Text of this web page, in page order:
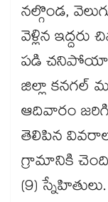
నల్గొండ,
వెళ్లిన
పడి
జిల్లా
ఆదివారం
తెలిపిన
గ్రామానికి
(9) స్నేహితులు.